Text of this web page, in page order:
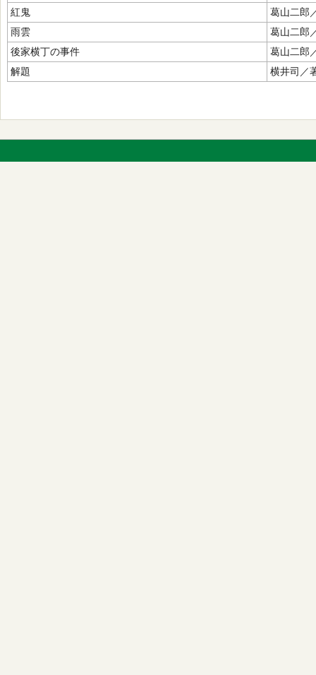
紅鬼
葛山二郎
雨雲
葛山二郎
後家横丁の事件
葛山二郎
解題
横井司／